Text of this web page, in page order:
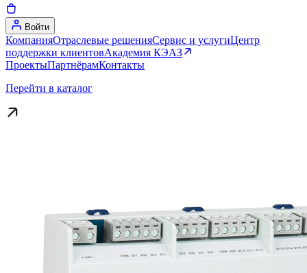
Войти
КомпанияОтраслевые решенияСервис и услугиЦентр
поддержки клиентовАкадемия КЭАЗ
ПроектыПартнёрамКонтакты
Перейти в каталог